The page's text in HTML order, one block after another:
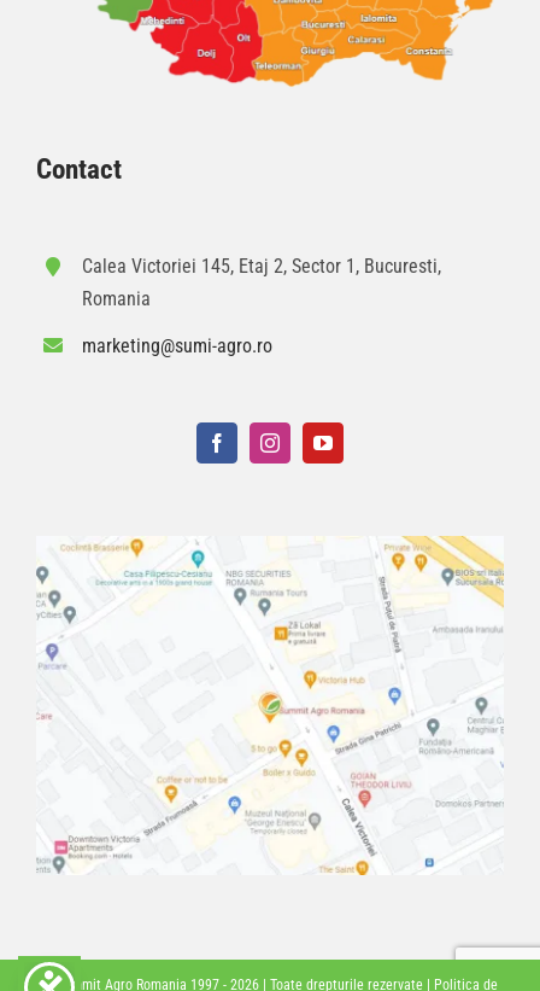
Contact
Calea Victoriei 145, Etaj 2, Sector 1, Bucuresti,
Romania
marketing@sumi-agro.ro
© Summit Agro Romania 1997 - 2026 | Toate drepturile rezervate | Politica de